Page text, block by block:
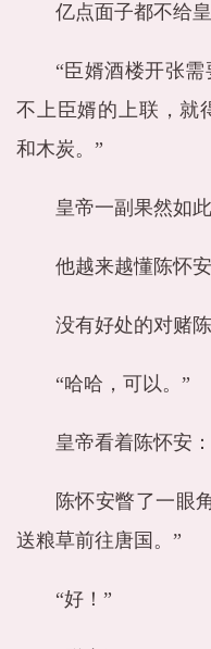
亿点面子都不给
“臣婿酒楼开张
不上臣婿的上联，就
和木炭。”
皇帝一副果然如此
他越来越懂陈怀安
没有好处的对赌
“哈哈，可以。”
皇帝看着陈怀安
陈怀安瞥了一眼
送粮草前往唐国。”
“好！”